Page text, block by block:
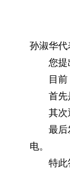
孙淑华代
您提
目
首先
其次
最后
电。
特此